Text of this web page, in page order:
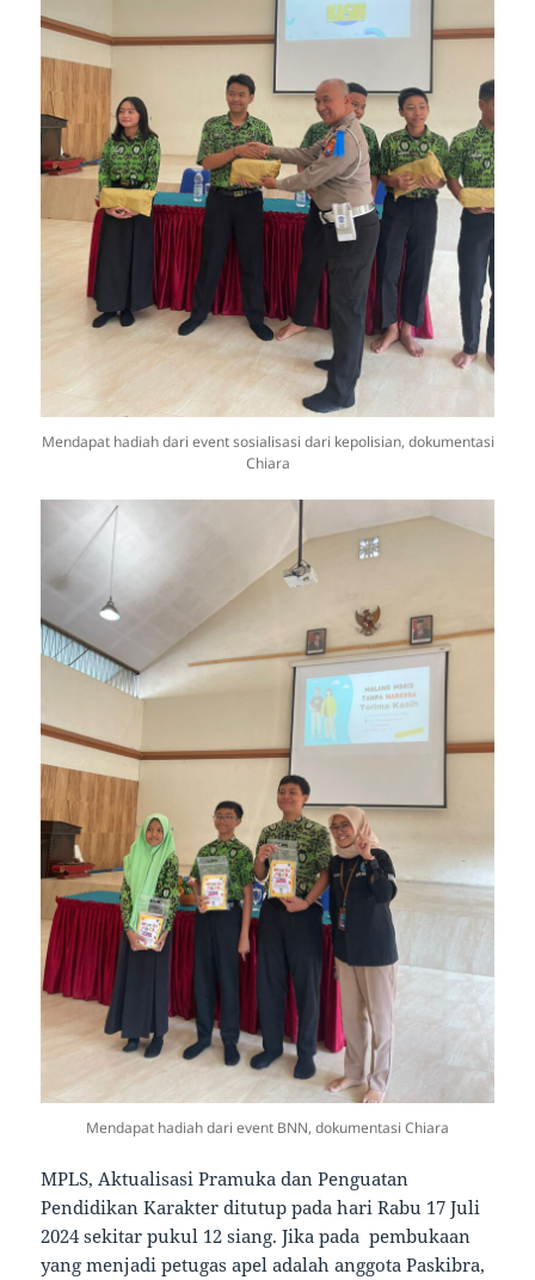
Mendapat hadiah dari event sosialisasi dari kepolisian, dokumentasi
Chiara
Mendapat hadiah dari event BNN, dokumentasi Chiara
MPLS, Aktualisasi Pramuka dan Penguatan
Pendidikan Karakter ditutup pada hari Rabu 17 Juli
2024 sekitar pukul 12 siang. Jika pada pembukaan
yang menjadi petugas apel adalah anggota Paskibra,